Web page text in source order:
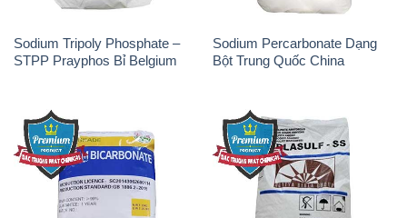
Sodium Tripoly Phosphate –
STPP Prayphos Bỉ Belgium
Sodium Percarbonate Dạng
Bột Trung Quốc China